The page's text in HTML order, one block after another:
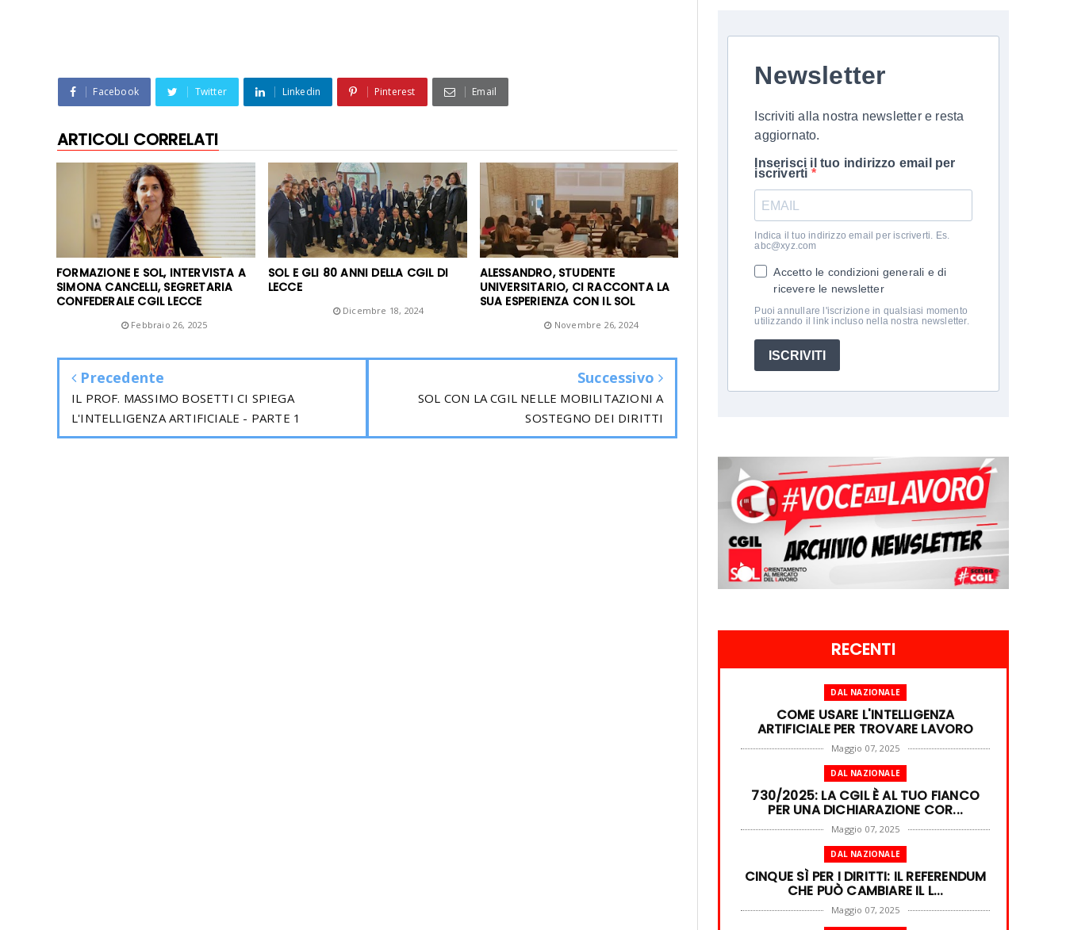
Facebook Twitter Linkedin Pinterest Email
ARTICOLI CORRELATI
FORMAZIONE E SOL, INTERVISTA A
SIMONA CANCELLI, SEGRETARIA
CONFEDERALE CGIL LECCE
Febbraio 26, 2025
SOL E GLI 80 ANNI DELLA CGIL DI
LECCE
Dicembre 18, 2024
ALESSANDRO, STUDENTE
UNIVERSITARIO, CI RACCONTA LA
SUA ESPERIENZA CON IL SOL
Novembre 26, 2024
Precedente
IL PROF. MASSIMO BOSETTI CI SPIEGA
L'INTELLIGENZA ARTIFICIALE - PARTE 1
Successivo
SOL CON LA CGIL NELLE MOBILITAZIONI A
SOSTEGNO DEI DIRITTI
Newsletter
Iscriviti alla nostra newsletter e resta
aggiornato.
Inserisci il tuo indirizzo email per
iscriverti
Indica il tuo indirizzo email per iscriverti. Es.
abc@xyz.com
Accetto le condizioni generali e di
ricevere le newsletter
Puoi annullare l'iscrizione in qualsiasi momento
utilizzando il link incluso nella nostra newsletter.
ISCRIVITI
RECENTI
DAL NAZIONALE
COME USARE L'INTELLIGENZA
ARTIFICIALE PER TROVARE LAVORO
Maggio 07, 2025
DAL NAZIONALE
730/2025: LA CGIL È AL TUO FIANCO
PER UNA DICHIARAZIONE COR...
Maggio 07, 2025
DAL NAZIONALE
CINQUE SÌ PER I DIRITTI: IL REFERENDUM
CHE PUÒ CAMBIARE IL L...
Maggio 07, 2025